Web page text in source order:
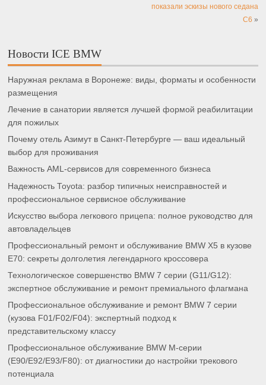
показали эскизы нового седана
С6 »
Новости ICE BMW
Наружная реклама в Воронеже: виды, форматы и особенности
размещения
Лечение в санатории является лучшей формой реабилитации
для пожилых
Почему отель Азимут в Санкт-Петербурге — ваш идеальный
выбор для проживания
Важность AML-сервисов для современного бизнеса
Надежность Toyota: разбор типичных неисправностей и
профессиональное сервисное обслуживание
Искусство выбора легкового прицепа: полное руководство для
автовладельцев
Профессиональный ремонт и обслуживание BMW X5 в кузове
E70: секреты долголетия легендарного кроссовера
Технологическое совершенство BMW 7 серии (G11/G12):
экспертное обслуживание и ремонт премиального флагмана
Профессиональное обслуживание и ремонт BMW 7 серии
(кузова F01/F02/F04): экспертный подход к
представительскому классу
Профессиональное обслуживание BMW M-серии
(E90/E92/E93/F80): от диагностики до настройки трекового
потенциала